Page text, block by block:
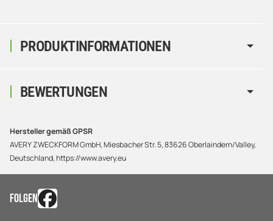
PRODUKTINFORMATIONEN
BEWERTUNGEN
Hersteller gemäß GPSR
AVERY ZWECKFORM GmbH, Miesbacher Str. 5, 83626 Oberlaindern/Valley,
Deutschland, https://www.avery.eu
FOLGEN